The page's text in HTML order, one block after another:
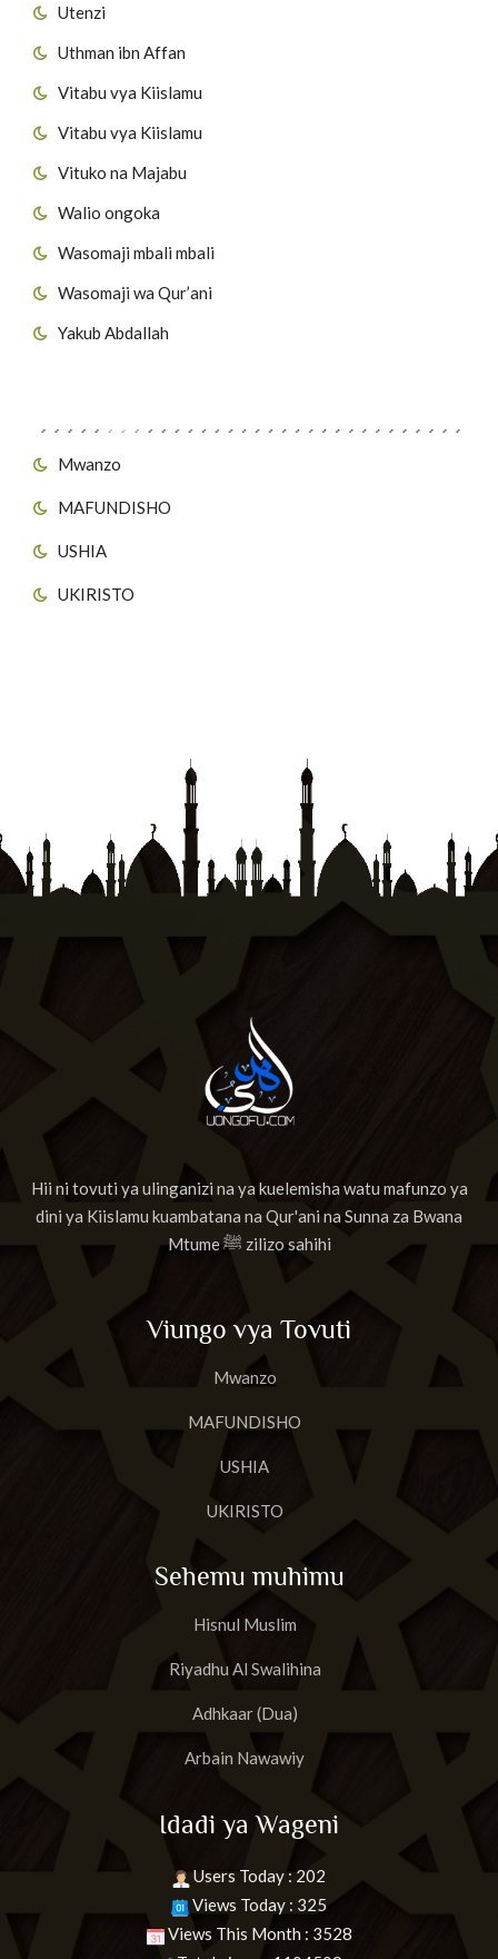
Utenzi
Uthman ibn Affan
Vitabu vya Kiislamu
Vitabu vya Kiislamu
Vituko na Majabu
Walio ongoka
Wasomaji mbali mbali
Wasomaji wa Qur’ani
Yakub Abdallah
Mwanzo
MAFUNDISHO
USHIA
UKIRISTO
Hii ni tovuti ya ulinganizi na ya kuelemisha watu mafunzo ya
dini ya Kiislamu kuambatana na Qur'ani na Sunna za Bwana
Mtume ﷺ zilizo sahihi
Viungo vya Tovuti
Mwanzo
MAFUNDISHO
USHIA
UKIRISTO
Sehemu muhimu
Hisnul Muslim
Riyadhu Al Swalihina
Adhkaar (Dua)
Arbain Nawawiy
Idadi ya Wageni
Users Today : 202
Views Today : 325
Views This Month : 3528